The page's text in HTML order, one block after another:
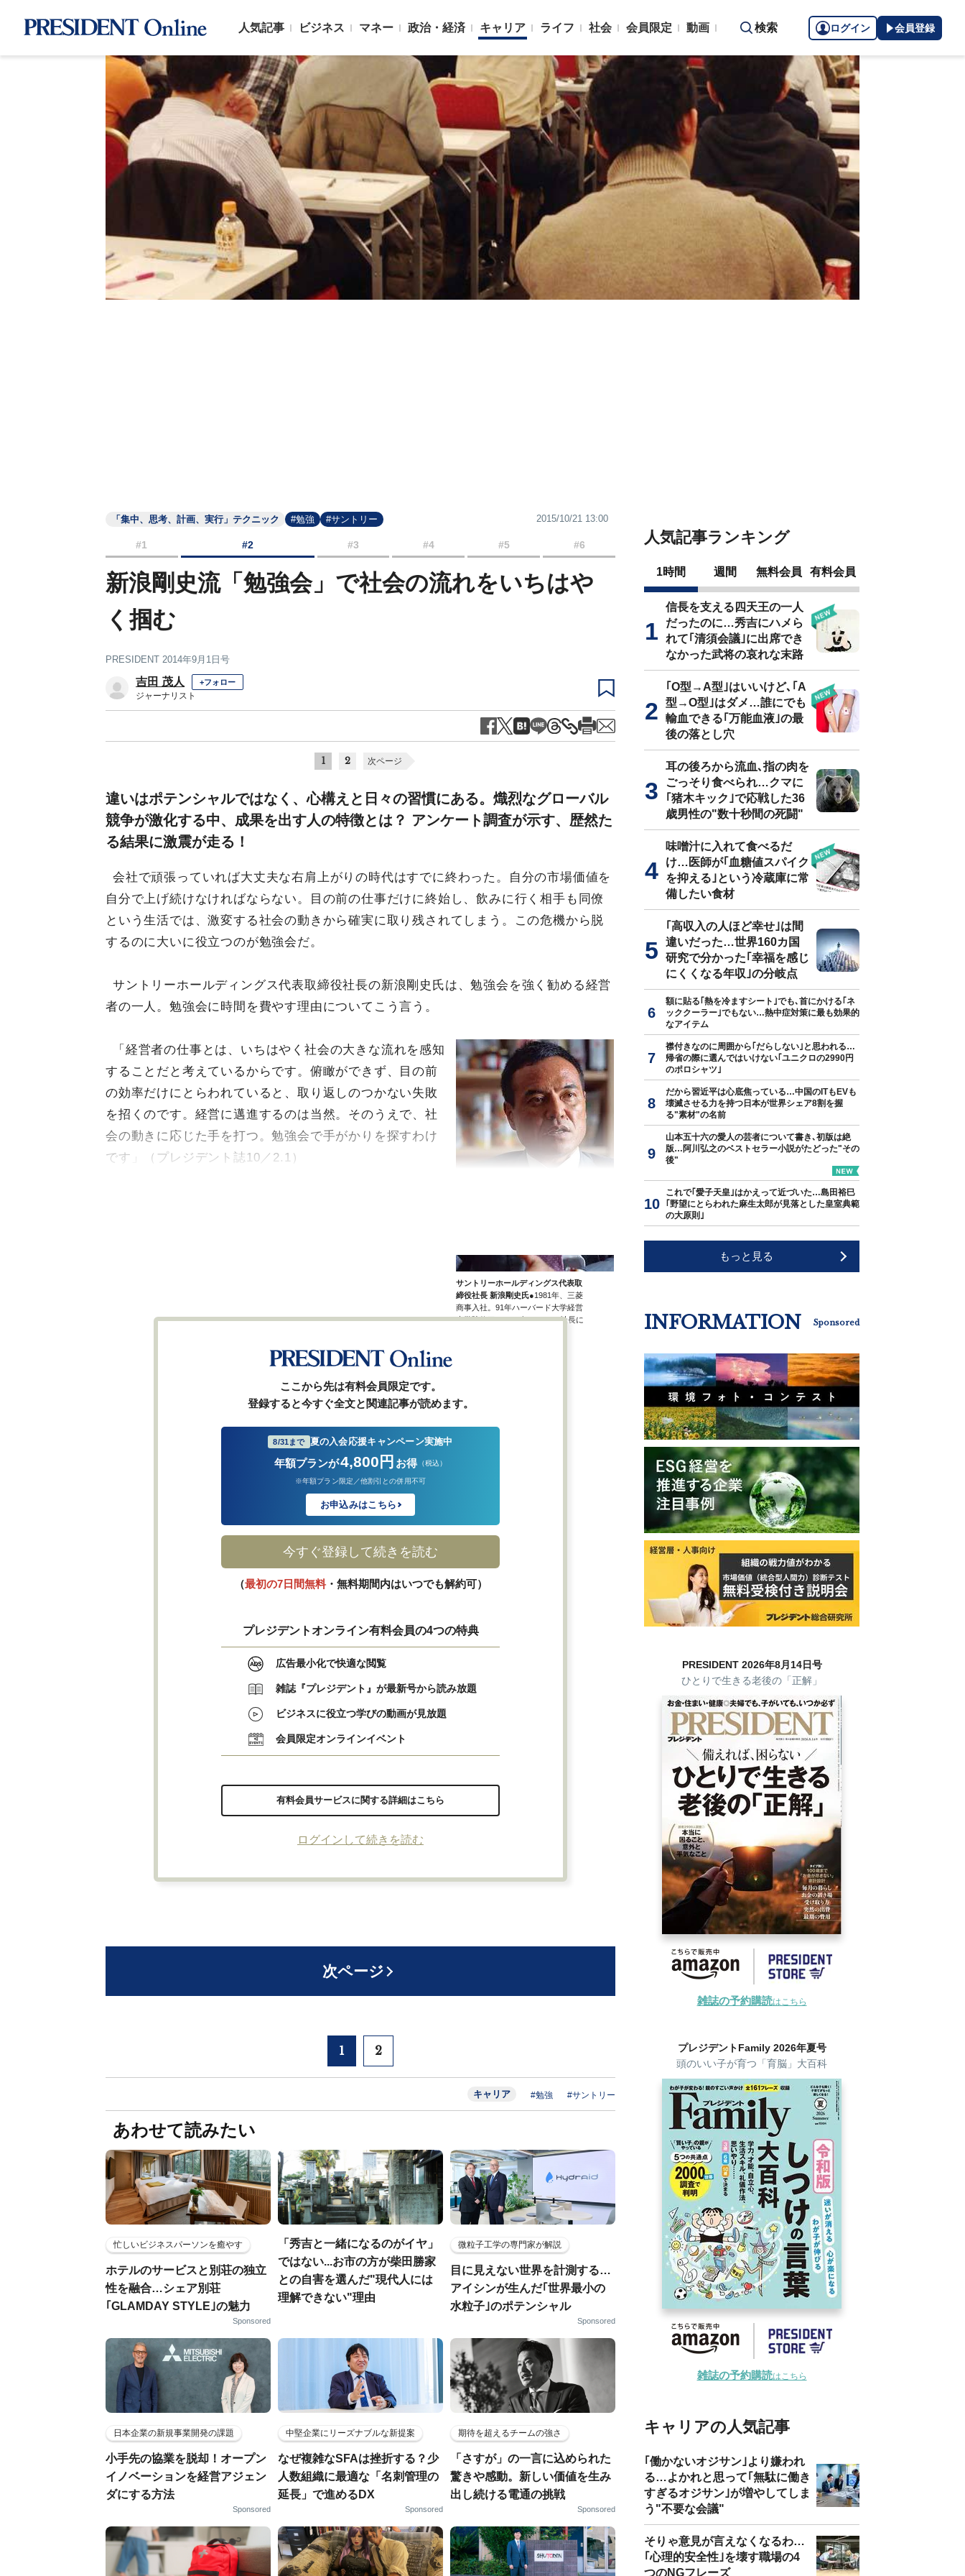
人気記事 ビジネス マネー 政治・経済 キャリア ライフ 社会 会員限定 動画 検索 ログイン 会員登録
「集中、思考、計画、実行」テクニック #勉強 #サントリー 2015/10/21 13:00
#1 #2 #3 #4 #5 #6
新浪剛史流「勉強会」で社会の流れをいちはや
く掴む
PRESIDENT 2014年9月1日号
吉田 茂人 +フォロー
ジャーナリスト
1 2 次ページ
違いはポテンシャルではなく、心構えと日々の習慣にある。熾烈なグローバル
競争が激化する中、成果を出す人の特徴とは？ アンケート調査が示す、歴然た
る結果に激震が走る！
会社で頑張っていれば大丈夫な右肩上がりの時代はすでに終わった。自分の市場価値を
自分で上げ続けなければならない。目の前の仕事だけに終始し、飲みに行く相手も同僚
という生活では、激変する社会の動きから確実に取り残されてしまう。この危機から脱
するのに大いに役立つのが勉強会だ。
サントリーホールディングス代表取締役社長の新浪剛史氏は、勉強会を強く勧める経営
者の一人。勉強会に時間を費やす理由についてこう言う。
サントリーホールディングス代表取
締役社長 新浪剛史氏●1981年、三菱
商事入社。91年ハーバード大学経営
大学院修了。2002年ローソン社長に
「経営者の仕事とは、いちはやく社会の大きな流れを感知
することだと考えているからです。俯瞰ができず、目の前
の効率だけにとらわれていると、取り返しのつかない失敗
を招くのです。経営に邁進するのは当然。そのうえで、社
会の動きに応じた手を打つ。勉強会で手がかりを探すわけ
です」（プレジデント誌10／2.1）
ここから先は有料会員限定です。
登録すると今すぐ全文と関連記事が読めます。
8/31まで 夏の入会応援キャンペーン実施中
年額プランが4,800円 お得 （税込）
※年額プラン限定／他割引との併用不可
お申込みはこちら
今すぐ登録して続きを読む
（最初の7日間無料・無料期間内はいつでも解約可）
プレジデントオンライン有料会員の4つの特典
広告最小化で快適な閲覧
雑誌『プレジデント』が最新号から読み放題
ビジネスに役立つ学びの動画が見放題
会員限定オンラインイベント
有料会員サービスに関する詳細はこちら
ログインして続きを読む
次ページ
1 2
キャリア #勉強 #サントリー
あわせて読みたい
忙しいビジネスパーソンを癒やす
ホテルのサービスと別荘の独立
性を融合…シェア別荘
｢GLAMDAY STYLE｣の魅力
Sponsored
「秀吉と一緒になるのがイヤ」
ではない...お市の方が柴田勝家
との自害を選んだ"現代人には
理解できない"理由
微粒子工学の専門家が解説
目に見えない世界を計測する…
アイシンが生んだ｢世界最小の
水粒子｣のポテンシャル
Sponsored
日本企業の新規事業開発の課題
小手先の協業を脱却！オープン
イノベーションを経営アジェン
ダにする方法
Sponsored
中堅企業にリーズナブルな新提案
なぜ複雑なSFAは挫折する？少
人数組織に最適な「名刺管理の
延長」で進めるDX
Sponsored
期待を超えるチームの強さ
「さすが」の一言に込められた
驚きや感動。新しい価値を生み
出し続ける電通の挑戦
Sponsored
人気記事ランキング
1時間 週間 無料会員 有料会員
信長を支える四天王の一人
だったのに…秀吉にハメら
れて｢清須会議｣に出席でき
なかった武将の哀れな末路
｢O型→A型｣はいいけど､｢A
型→O型｣はダメ…誰にでも
輸血できる｢万能血液｣の最
後の落とし穴
耳の後ろから流血､指の肉を
ごっそり食べられ…クマに
｢猪木キック｣で応戦した36
歳男性の"数十秒間の死闘"
味噌汁に入れて食べるだ
け…医師が｢血糖値スパイク
を抑える｣という冷蔵庫に常
備したい食材
｢高収入の人ほど幸せ｣は間
違いだった…世界160カ国
研究で分かった｢幸福を感じ
にくくなる年収｣の分岐点
額に貼る｢熱を冷ますシート｣でも､首にかける｢ネ
ッククーラー｣でもない…熱中症対策に最も効果的
なアイテム
襟付きなのに周囲から｢だらしない｣と思われる…
帰省の際に選んではいけない｢ユニクロの2990円
のポロシャツ｣
だから習近平は心底焦っている…中国のITもEVも
壊滅させる力を持つ日本が世界シェア8割を握
る"素材"の名前
山本五十六の愛人の芸者について書き､初版は絶
版…阿川弘之のベストセラー小説がたどった"その
後"
これで｢愛子天皇｣はかえって近づいた…島田裕巳
｢野望にとらわれた麻生太郎が見落とした皇室典範
の大原則｣
もっと見る
INFORMATION Sponsored
PRESIDENT 2026年8月14日号
ひとりで生きる老後の「正解」
雑誌の予約購読はこちら
プレジデントFamily 2026年夏号
頭のいい子が育つ「育脳」大百科
雑誌の予約購読はこちら
キャリアの人気記事
｢働かないオジサン｣より嫌われ
る…よかれと思って｢無駄に働き
すぎるオジサン｣が増やしてしま
う"不要な会議"
そりゃ意見が言えなくなるわ…
｢心理的安全性｣を壊す職場の4
つのNGフレーズ